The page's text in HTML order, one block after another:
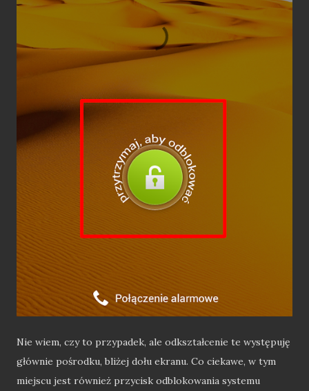
Nie wiem, czy to przypadek, ale odkształcenie te występuję
głównie pośrodku, bliżej dołu ekranu. Co ciekawe, w tym
miejscu jest również przycisk odblokowania systemu